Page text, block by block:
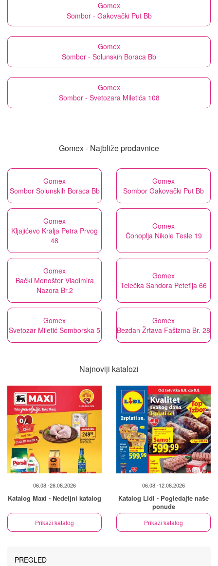
Gomex
Sombor - Gakovački Put Bb
Gomex
Sombor - Solunskih Boraca Bb
Gomex
Sombor - Svetozara Miletića 108
Gomex - Najbliže prodavnice
Gomex
Sombor Solunskih Boraca Bb
Gomex
Sombor Gakovački Put Bb
Gomex
Kljajićevo Kralja Petra Prvog
48
Gomex
Čonoplja Nikole Tesle 19
Gomex
Bački Monoštor Vladimira
Nazora Br.2
Gomex
Telečka Šandora Petefija 66
Gomex
Svetozar Miletić Somborska 5
Gomex
Bezdan Žrtava Fašizma Br. 28
Najnoviji katalozi
06.08.-26.08.2026
Katalog Maxi - Nedeljni katalog
Prikaži katalog
06.08.-12.08.2026
Katalog Lidl - Pogledajte naše
ponude
Prikaži katalog
PREGLED